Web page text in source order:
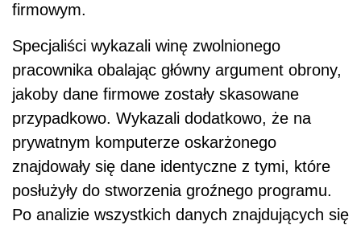
firmowym.
Specjaliści wykazali winę zwolnionego
pracownika obalając główny argument obrony,
jakoby dane firmowe zostały skasowane
przypadkowo. Wykazali dodatkowo, że na
prywatnym komputerze oskarżonego
znajdowały się dane identyczne z tymi, które
posłużyły do stworzenia groźnego programu.
Po analizie wszystkich danych znajdujących się